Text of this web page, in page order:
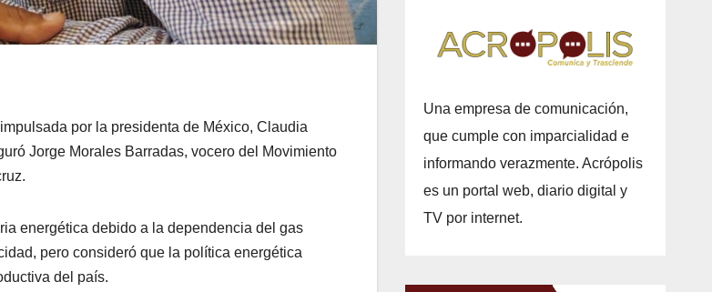
por la presidenta de México, Claudia
Jorge Morales Barradas, vocero del Movimiento
energética debido a la dependencia del gas
pero consideró que la política energética
del país.
Una empresa de comunicación,
que cumple con imparcialidad e
informando verazmente. Acrópolis
es un portal web, diario digital y
TV por internet.